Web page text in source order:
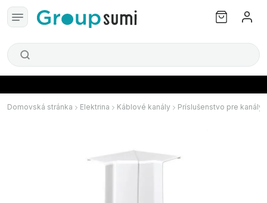
Domovská stránka Elektrina Káblové kanály Príslušenstvo pre kanály